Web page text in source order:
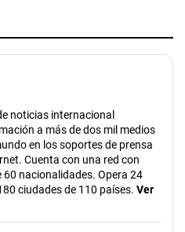
noticias internacional
a más de dos mil medios
en los soportes de prensa
Cuenta con una red con
nacionalidades. Opera 24
ciudades de 110 países. Ver